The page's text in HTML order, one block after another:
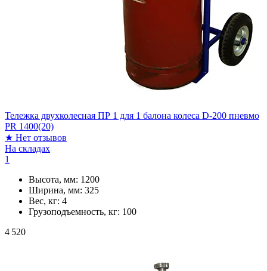
Тележка двухколесная ПР 1 для 1 балона колеса D-200 пневмо
PR 1400(20)
★ Нет отзывов
На складах
1
Высота, мм: 1200
Ширина, мм: 325
Вес, кг: 4
Грузоподъемность, кг: 100
4 520